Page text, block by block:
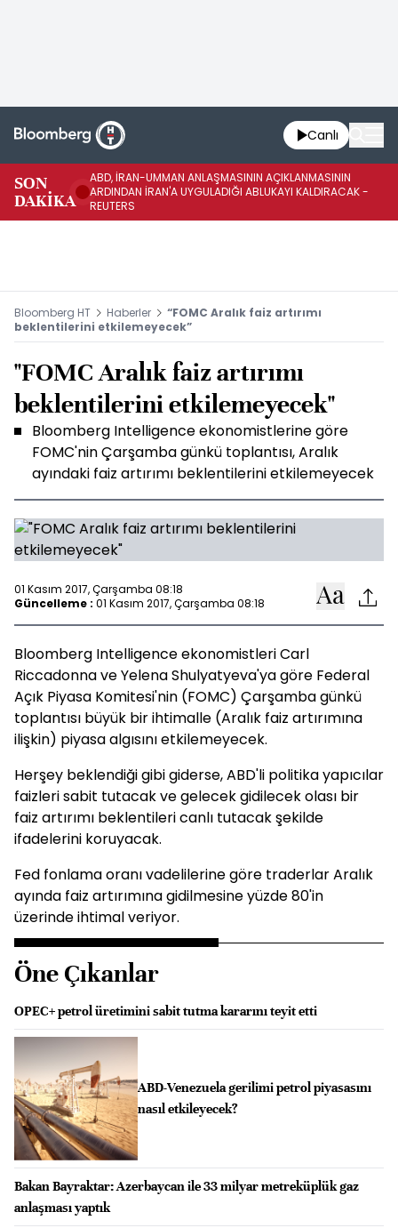
Canlı
SON
DAKİKA
ABD, İRAN-UMMAN ANLAŞMASININ AÇIKLANMASININ
ARDINDAN İRAN'A UYGULADIĞI ABLUKAYI KALDIRACAK -
REUTERS
Bloomberg HT Haberler
“FOMC Aralık faiz artırımı
beklentilerini etkilemeyecek”
"FOMC Aralık faiz artırımı
beklentilerini etkilemeyecek"
Bloomberg Intelligence ekonomistlerine göre
FOMC'nin Çarşamba günkü toplantısı, Aralık
ayındaki faiz artırımı beklentilerini etkilemeyecek
01 Kasım 2017, Çarşamba 08:18
Güncelleme : 01 Kasım 2017, Çarşamba 08:18
Bloomberg Intelligence ekonomistleri Carl
Riccadonna ve Yelena Shulyatyeva'ya göre Federal
Açık Piyasa Komitesi'nin (FOMC) Çarşamba günkü
toplantısı büyük bir ihtimalle (Aralık faiz artırımına
ilişkin) piyasa algısını etkilemeyecek.
Herşey beklendiği gibi giderse, ABD'li politika yapıcılar
faizleri sabit tutacak ve gelecek gidilecek olası bir
faiz artırımı beklentileri canlı tutacak şekilde
ifadelerini koruyacak.
Fed fonlama oranı vadelilerine göre traderlar Aralık
ayında faiz artırımına gidilmesine yüzde 80'in
üzerinde ihtimal veriyor.
Öne Çıkanlar
OPEC+ petrol üretimini sabit tutma kararını teyit etti
ABD-Venezuela gerilimi petrol piyasasını
nasıl etkileyecek?
Bakan Bayraktar: Azerbaycan ile 33 milyar metreküplük gaz
anlaşması yaptık